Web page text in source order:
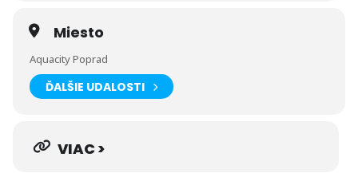
„Realizované s finančnou podporou Ministerstva
dopravy Slovenskej republiky“
Miesto
Aquacity Poprad
ĎALŠIE UDALOSTI
VIAC >